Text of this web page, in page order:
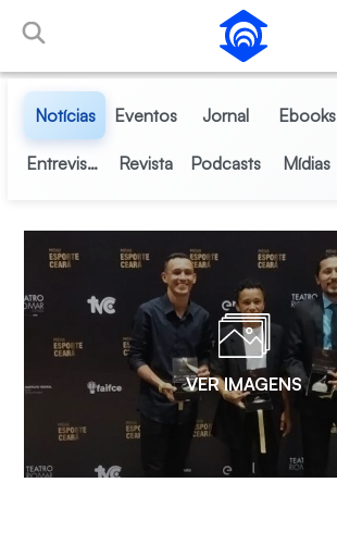
Pular para o Conteúdo principal
Notícias Eventos Jornal Ebooks
Entrevistas Revista Podcasts Mídias
VER IMAGENS